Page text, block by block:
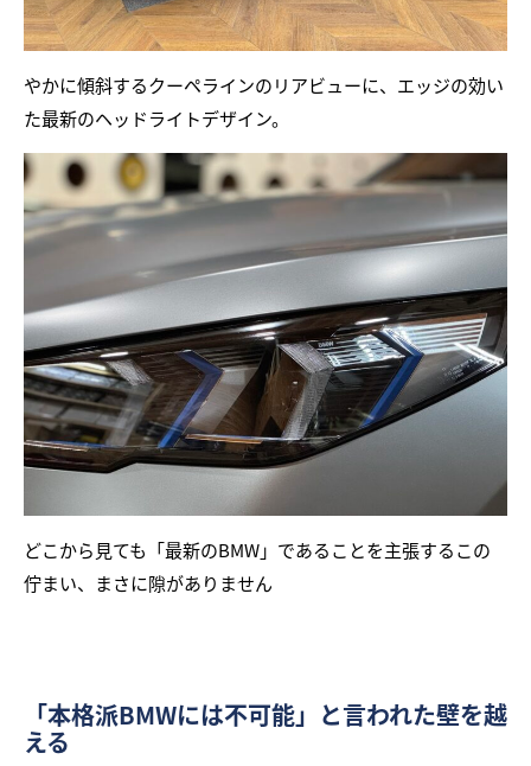
やかに傾斜するクーペラインのリアビューに、エッジの効い
た最新のヘッドライトデザイン。
どこから見ても「最新のBMW」であることを主張するこの
佇まい、まさに隙がありません
「本格派BMWには不可能」と言われた壁を越
える